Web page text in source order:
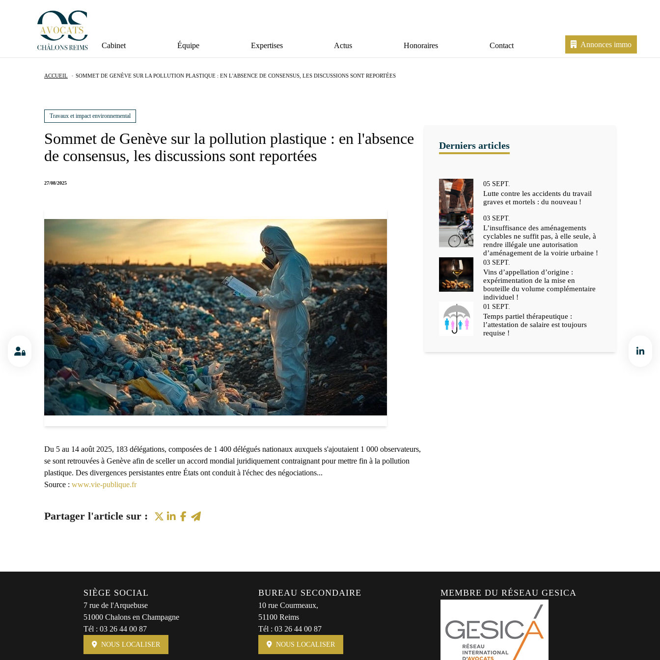
Cabinet Équipe Expertises Actus Honoraires Contact Annonces immo
ACCUEIL SOMMET DE GENÈVE SUR LA POLLUTION PLASTIQUE : EN L'ABSENCE DE CONSENSUS, LES DISCUSSIONS SONT REPORTÉES
Sommet de Genève sur la pollution plastique : en l'absence
de consensus, les discussions sont reportées
27/08/2025
Travaux et impact environnemental
Source : www.vie-publique.fr
Du 5 au 14 août 2025, 183 délégations, composées de 1 400 délégués nationaux auxquels s'ajoutaient 1 000 observateurs,
se sont retrouvées à Genève afin de sceller un accord mondial juridiquement contraignant pour mettre fin à la pollution
plastique. Des divergences persistantes entre États ont conduit à l'échec des négociations...
Lutte contre les accidents du travail
graves et mortels : du nouveau !
05 SEPT.
L’insuffisance des aménagements
cyclables ne suffit pas, à elle seule, à
rendre illégale une autorisation
d’aménagement de la voirie urbaine !
03 SEPT.
Vins d’appellation d’origine :
expérimentation de la mise en
bouteille du volume complémentaire
individuel !
03 SEPT.
Temps partiel thérapeutique :
l’attestation de salaire est toujours
requise !
01 SEPT.
SIÈGE SOCIAL
7 rue de l'Arquebuse
51000 Chalons en Champagne
Tél :03 26 44 00 87
NOUS LOCALISER
BUREAU SECONDAIRE
10 rue Courmeaux,
51100 Reims
Tél : 03 26 44 00 87
NOUS LOCALISER
MEMBRE DU RÉSEAU GESICA